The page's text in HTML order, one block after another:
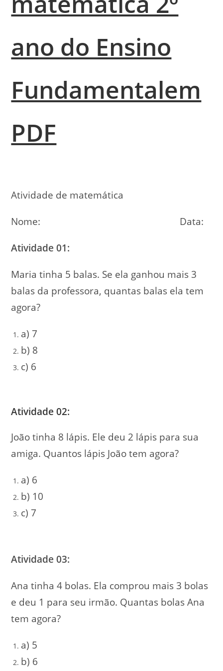
ano do Ensino
Fundamentalem
PDF
Atividade de matemática
Nome: Data:
Atividade 01:
Maria tinha 5 balas. Se ela ganhou mais 3
balas da professora, quantas balas ela tem
agora?
a) 7
b) 8
c) 6
Atividade 02:
João tinha 8 lápis. Ele deu 2 lápis para sua
amiga. Quantos lápis João tem agora?
a) 6
b) 10
c) 7
Atividade 03:
Ana tinha 4 bolas. Ela comprou mais 3 bolas
e deu 1 para seu irmão. Quantas bolas Ana
tem agora?
a) 5
b) 6